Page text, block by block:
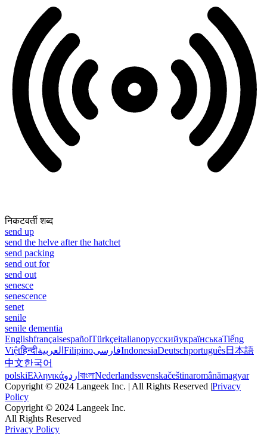
निकटवर्ती शब्द
send up
send the helve after the hatchet
send packing
send out for
send out
senesce
senescence
senet
senile
senile dementia
EnglishfrançaisespañolTürkçeitalianoрусскийукраїнськаTiếng
Việtहिन्दीالعربية FilipinoفارسیIndonesiaDeutschportuguês日本語
中文한국어
polskiΕλληνικάاردو বাংলাNederlandssvenskačeštinaromânămagyar
Copyright © 2024 Langeek Inc. | All Rights Reserved |Privacy
Policy
Copyright © 2024 Langeek Inc.
All Rights Reserved
Privacy Policy